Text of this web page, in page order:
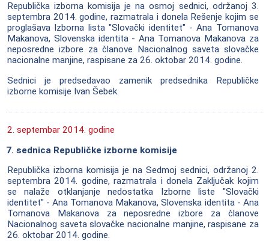
Republička izborna komisija je na osmoj sednici, održanoj 3.
septembra 2014. godine, razmatrala i donela Rešenje kojim se
proglašava Izborna lista "Slovački identitet" - Ana Tomanova
Makanova, Slovenska identita - Ana Tomanova Makanova za
neposredne izbore za članove Nacionalnog saveta slovačke
nacionalne manjine, raspisane za 26. oktobar 2014. godine.
Sednici je predsedavao zamenik predsednika Republičke
izborne komisije Ivan Šebek.
2. septembar 2014. godine
7. sednica Republičke izborne komisije
Republička izborna komisija je na Sedmoj sednici, održanoj 2.
septembra 2014. godine, razmatrala i donela Zaključak kojim
se nalaže otklanjanje nedostatka Izborne liste "Slovački
identitet" - Ana Tomanova Makanova, Slovenska identita - Ana
Tomanova Makanova za neposredne izbore za članove
Nacionalnog saveta slovačke nacionalne manjine, raspisane za
26. oktobar 2014. godine.